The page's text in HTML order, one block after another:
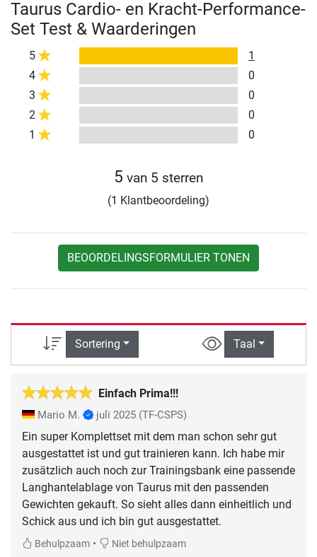
Taurus Cardio- en Kracht-Performance-
Set Test & Waarderingen
5
1
4
0
3
0
2
0
1
0
5 van 5 sterren
(1 Klantbeoordeling)
BEOORDELINGSFORMULIER TONEN
Sortering Taal
Einfach Prima!!!
Mario M. juli 2025 (TF-CSPS)
Ein super Komplettset mit dem man schon sehr gut
ausgestattet ist und gut trainieren kann. Ich habe mir
zusätzlich auch noch zur Trainingsbank eine passende
Langhantelablage von Taurus mit den passenden
Gewichten gekauft. So sieht alles dann einheitlich und
Schick aus und ich bin gut ausgestattet.
Behulpzaam • Niet behulpzaam